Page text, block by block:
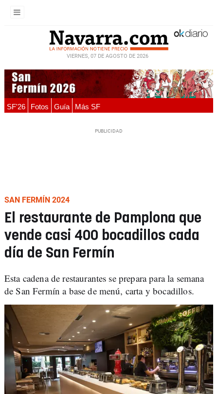
VIERNES, 07 DE AGOSTO DE 2026
SF'26 Fotos Guía Más SF
SAN FERMÍN 2024
El restaurante de Pamplona que
vende casi 400 bocadillos cada
día de San Fermín
Esta cadena de restaurantes se prepara para la semana
de San Fermín a base de menú, carta y bocadillos.